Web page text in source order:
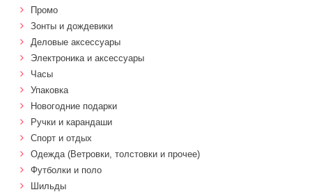
Промо
Зонты и дождевики
Деловые аксессуары
Электроника и аксессуары
Часы
Упаковка
Новогодние подарки
Ручки и карандаши
Спорт и отдых
Одежда (Ветровки, толстовки и прочее)
Футболки и поло
Шильды